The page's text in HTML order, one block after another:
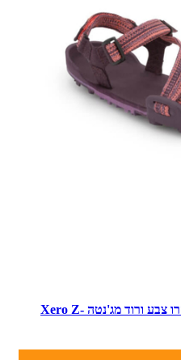
סנדלי טיולים לנשים זי-טרייל איב זרו צבע ורוד מג'נטה Xero Z-